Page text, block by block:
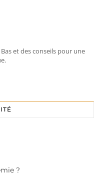
et des conseils pour une
?